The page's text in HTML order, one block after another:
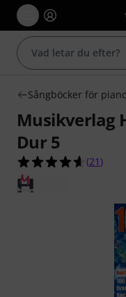
Sångböcker för
Musikverlag
Dur 5
4.6 av 5
(21 )